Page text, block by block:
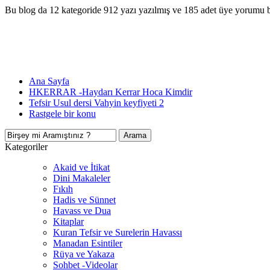
Bu blog da 12 kategoride 912 yazı yazılmış ve 185 adet üye yorumu
Ana Sayfa
HKERRAR -Haydarı Kerrar Hoca Kimdir
Tefsir Usul dersi Vahyin keyfiyeti 2
Rastgele bir konu
Kategoriler
Akaid ve İtikat
Dini Makaleler
Fıkıh
Hadis ve Sünnet
Havass ve Dua
Kitaplar
Kuran Tefsir ve Surelerin Havassı
Manadan Esintiler
Rüya ve Yakaza
Sohbet -Videolar